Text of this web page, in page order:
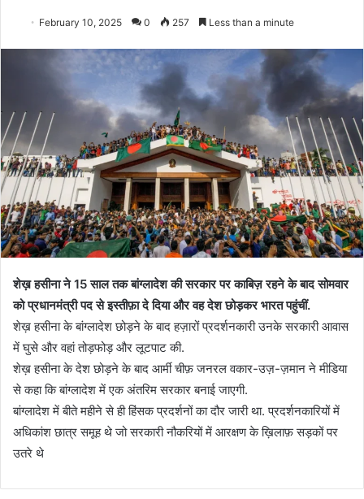
February 10, 2025 0 257 Less than a minute
शेख़ हसीना ने 15 साल तक बांग्लादेश की सरकार पर काबिज़ रहने के बाद सोमवार
को प्रधानमंत्री पद से इस्तीफ़ा दे दिया और वह देश छोड़कर भारत पहुंचीं.
शेख़ हसीना के बांग्लादेश छोड़ने के बाद हज़ारों प्रदर्शनकारी उनके सरकारी आवास
में घुसे और वहां तोड़फोड़ और लूटपाट की.
शेख़ हसीना के देश छोड़ने के बाद आर्मी चीफ़ जनरल वकार-उज़-ज़मान ने मीडिया
से कहा कि बांग्लादेश में एक अंतरिम सरकार बनाई जाएगी.
बांग्लादेश में बीते महीने से ही हिंसक प्रदर्शनों का दौर जारी था. प्रदर्शनकारियों में
अधिकांश छात्र समूह थे जो सरकारी नौकरियों में आरक्षण के ख़िलाफ़ सड़कों पर
उतरे थे